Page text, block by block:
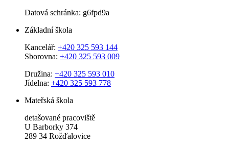
Datová schránka: g6fpd9a
Základní škola
Kancelář: +420 325 593 144
Sborovna: +420 325 593 009
Družina: +420 325 593 010
Jídelna: +420 325 593 778
Mateřská škola
detašované pracoviště
U Barborky 374
289 34 Rožďalovice